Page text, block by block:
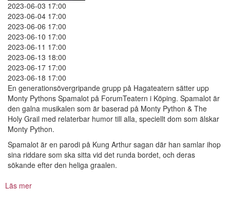
2023-06-03 17:00
2023-06-04 17:00
2023-06-06 17:00
2023-06-10 17:00
2023-06-11 17:00
2023-06-13 18:00
2023-06-17 17:00
2023-06-18 17:00
En generationsövergripande grupp på Hagateatern sätter upp
Monty Pythons Spamalot på ForumTeatern i Köping. Spamalot är
den galna musikalen som är baserad på Monty Python & The
Holy Grail med relaterbar humor till alla, speciellt dom som älskar
Monty Python.
Spamalot är en parodi på Kung Arthur sagan där han samlar ihop
sina riddare som ska sitta vid det runda bordet, och deras
sökande efter den heliga graalen.
Läs mer